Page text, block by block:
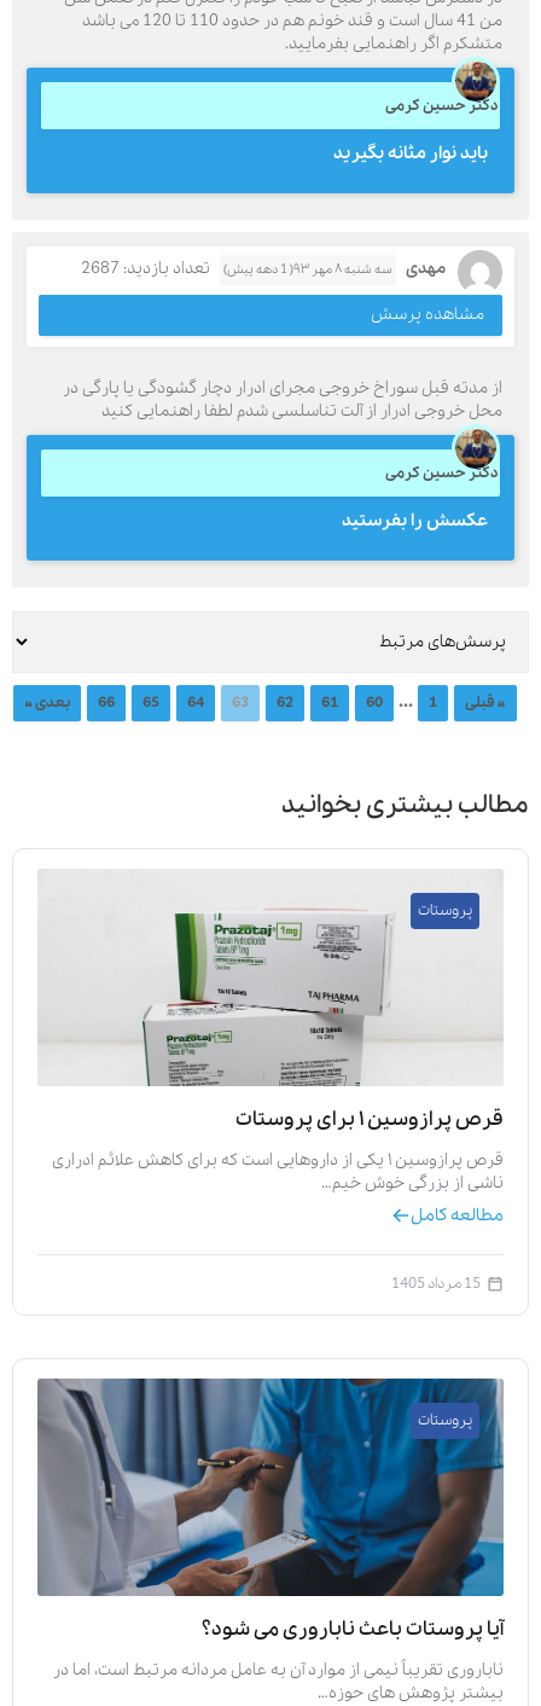
من 41 سال است و قند خونم هم در حدود 110 تا 120 می باشد
متشکرم اگر راهنمایی بفرمایید.
دکتر حسین کرمی
باید نوار مثانه بگیرید
مهدی سه شنبه ۸ مهر ۹۳( 1 دهه پیش)
تعداد بازدید: 2687
مشاهده پرسش
از مدته قبل سوراخ خروجی مجرای ادرار دچار گشودگی یا پارگی در
محل خروجی ادرار از آلت تناسلسی شدم لطفا راهنمایی کنید
دکتر حسین کرمی
عکسش را بفرستید
« قبلی 1
...
60
61
62
63
64
65
66 بعدی »
مطالب بیشتری بخوانید
پروستات
قرص پرازوسین ۱ برای پروستات
قرص پرازوسین ۱ یکی از داروهایی است که برای کاهش علائم ادراری
ناشی از بزرگی خوش خیم…
مطالعه کامل
15 مرداد 1405
پروستات
آیا پروستات باعث ناباروری می‌ شود؟
ناباروری تقریباً نیمی از موارد آن به عامل مردانه مرتبط است، اما در
بیشتر پژوهش‌ های حوزه…